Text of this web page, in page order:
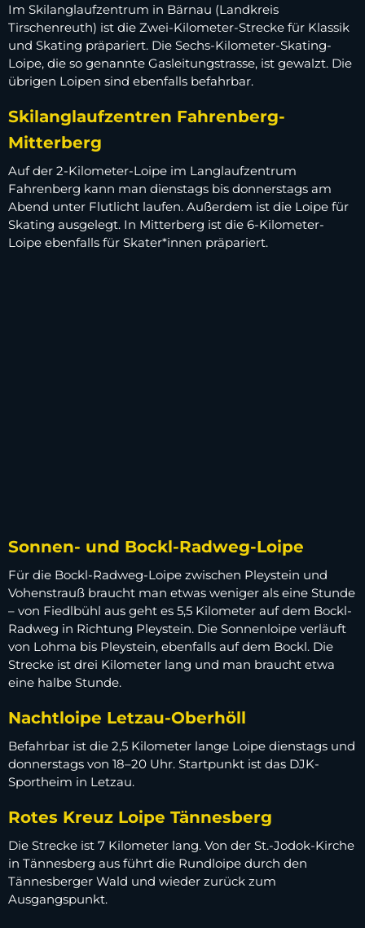
Im Skilanglaufzentrum in Bärnau (Landkreis
Tirschenreuth) ist die Zwei-Kilometer-Strecke für Klassik
und Skating präpariert. Die Sechs-Kilometer-Skating-
Loipe, die so genannte Gasleitungstrasse, ist gewalzt. Die
übrigen Loipen sind ebenfalls befahrbar.
Skilanglaufzentren Fahrenberg-
Mitterberg
Auf der 2-Kilometer-Loipe im Langlaufzentrum
Fahrenberg kann man dienstags bis donnerstags am
Abend unter Flutlicht laufen. Außerdem ist die Loipe für
Skating ausgelegt. In Mitterberg ist die 6-Kilometer-
Loipe ebenfalls für Skater*innen präpariert.
Sonnen- und Bockl-Radweg-Loipe
Für die Bockl-Radweg-Loipe zwischen Pleystein und
Vohenstrauß braucht man etwas weniger als eine Stunde
– von Fiedlbühl aus geht es 5,5 Kilometer auf dem Bockl-
Radweg in Richtung Pleystein. Die Sonnenloipe verläuft
von Lohma bis Pleystein, ebenfalls auf dem Bockl. Die
Strecke ist drei Kilometer lang und man braucht etwa
eine halbe Stunde.
Nachtloipe Letzau-Oberhöll
Befahrbar ist die 2,5 Kilometer lange Loipe dienstags und
donnerstags von 18–20 Uhr. Startpunkt ist das DJK-
Sportheim in Letzau.
Rotes Kreuz Loipe Tännesberg
Die Strecke ist 7 Kilometer lang. Von der St.-Jodok-Kirche
in Tännesberg aus führt die Rundloipe durch den
Tännesberger Wald und wieder zurück zum
Ausgangspunkt.